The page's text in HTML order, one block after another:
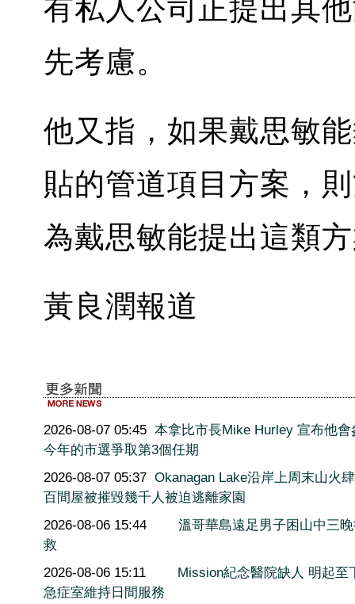
有私人公司正提出其
先考慮。
他又指，如果戴思敏
貼的管道項目方案，
為戴思敏能提出這類
黃良潤報道
2026-08-07 05:45 本拿比市長Mike Hurley 宣布他會
今年的市選爭取第3個任期
2026-08-07 05:37 Okanagan Lake沿岸上周末山火
百間屋被摧毀幾千人被迫逃離家園
2026-08-06 15:44
溫哥華島遠足男子困山中三
救
2026-08-06 15:11
Mission紀念醫院缺人 明起至
急症室維持日間服務